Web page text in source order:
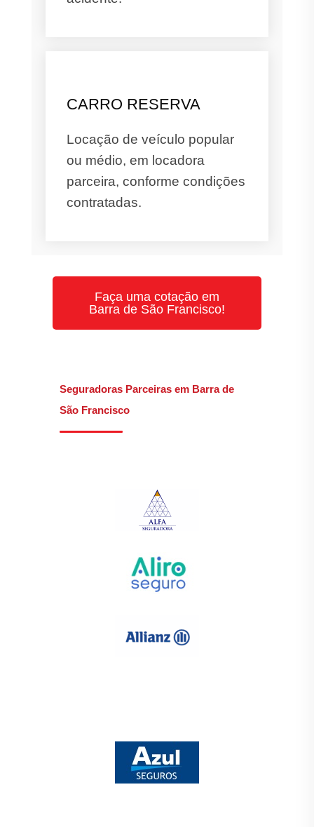
CARRO RESERVA
Locação de veículo popular
ou médio, em locadora
parceira, conforme condições
contratadas.
Faça uma cotação em
Barra de São Francisco!
Seguradoras Parceiras em Barra de
São Francisco